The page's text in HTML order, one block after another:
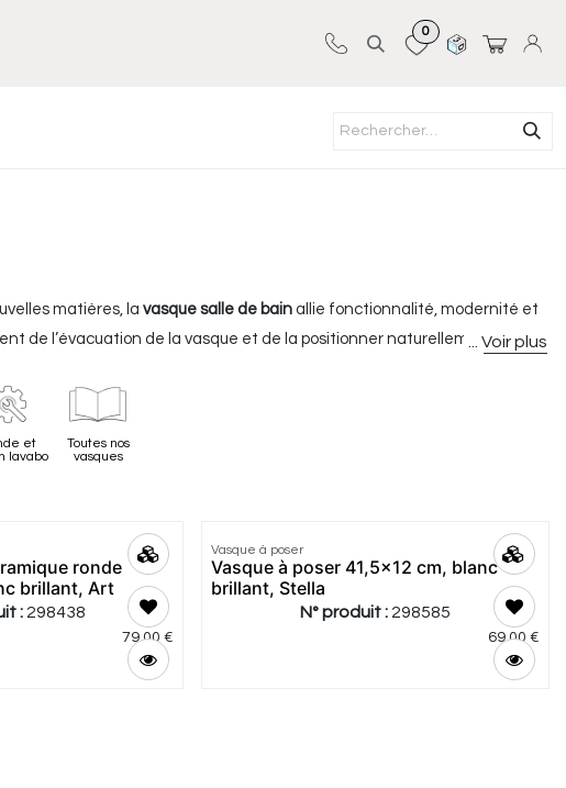
0
matières, la vasque salle de bain allie fonctionnalité, modernité et
de l’évacuation de la vasque et de la positionner naturellement. La
comme les petites salles de bains de studio, qui demandent un
et
lavabo
Toutes nos
vasques
ronde
brillant, Art
: 298438
79,00 €
Meilleur
prix
Vasque à poser
Vasque à poser 41,5x12 cm, blanc
brillant, Stella
N° produit : 298585
69,00 €